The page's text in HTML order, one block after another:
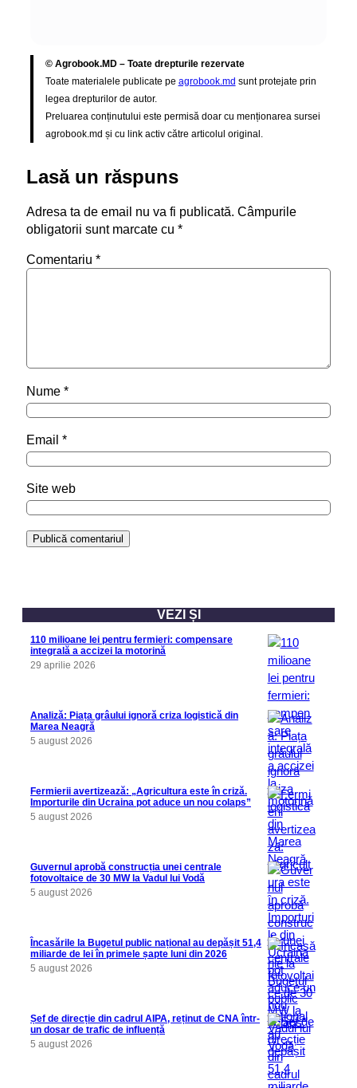
© Agrobook.MD – Toate drepturile rezervate
Toate materialele publicate pe agrobook.md sunt protejate prin
legea drepturilor de autor.
Preluarea conținutului este permisă doar cu menționarea sursei
agrobook.md și cu link activ către articolul original.
Lasă un răspuns
Adresa ta de email nu va fi publicată. Câmpurile
obligatorii sunt marcate cu *
Comentariu *
Nume *
Email *
Site web
VEZI ȘI
110 milioane lei pentru fermieri: compensare
integrală a accizei la motorină
29 aprilie 2026
Analiză: Piața grâului ignoră criza logistică din
Marea Neagră
5 august 2026
Fermierii avertizează: „Agricultura este în criză.
Importurile din Ucraina pot aduce un nou colaps”
5 august 2026
Guvernul aprobă construcția unei centrale
fotovoltaice de 30 MW la Vadul lui Vodă
5 august 2026
Încasările la Bugetul public național au depășit 51,4
miliarde de lei în primele șapte luni din 2026
5 august 2026
Șef de direcție din cadrul AIPA, reținut de CNA într-
un dosar de trafic de influență
5 august 2026